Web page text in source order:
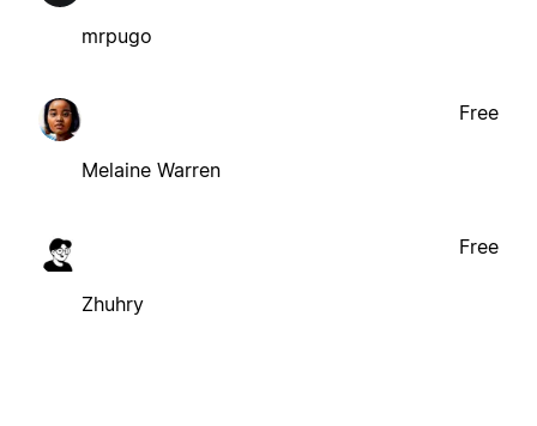
mrpugo
Melaine Warren
Free
Zhuhry
Free